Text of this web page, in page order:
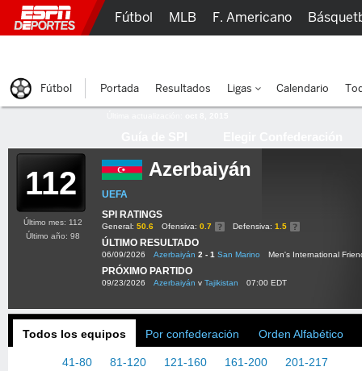
112 Azerbaiyán
UEFA
SPI RATINGS
General: 50.6 Ofensiva: 0.7 Defensiva: 1.5
ÚLTIMO RESULTADO
06/09/2026 Azerbaiyán 2 - 1 San Marino Men's International
PRÓXIMO PARTIDO
09/23/2026 Azerbaiyán v Tajikistan 07:00 EDT
Último mes: 112
Último año: 98
Todos los equipos Por confederación Orden Alfabético
41-80 81-120 121-160 161-200 201-217
Fútbol MLB F. Americano
Fútbol Portada Resultados Ligas Calendario